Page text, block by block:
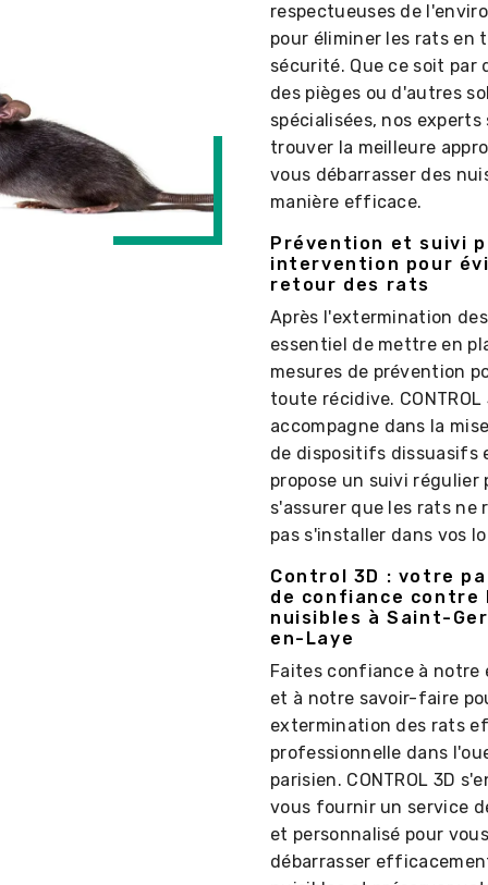
respectueuses de
pour éliminer les rats en
sécurité. Que ce soit par
des pièges ou d'autres
spécialisées, nos
trouver la meilleure
vous débarrasser des
manière efficace.
Prévention et suivi
intervention pour
retour des rats
Après l'extermination
essentiel de mettre en
mesures de prévention
toute récidive. CONTROL
accompagne dans la
de dispositifs dissuasifs
propose un suivi régulier
s'assurer que les rats ne
pas s'installer dans vos
Control 3D : votre
de confiance contre
nuisibles à Saint-
en-Laye
Faites confiance à notre
et à notre savoir-faire
extermination des rats
professionnelle dans
parisien. CONTROL 3D
vous fournir un service
et personnalisé pour
débarrasser